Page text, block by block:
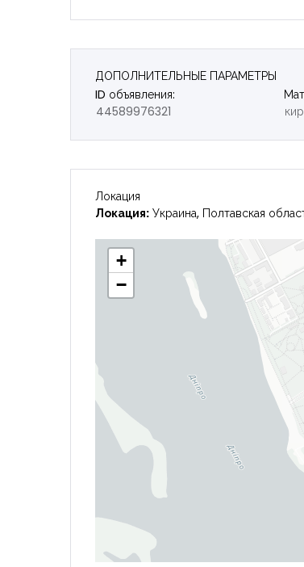
ДОПОЛНИТЕЛЬНЫЕ ПАРАМЕТРЫ
ID объявления:
44589976321
Локация
Локация: Украина, Полтавская
+
−